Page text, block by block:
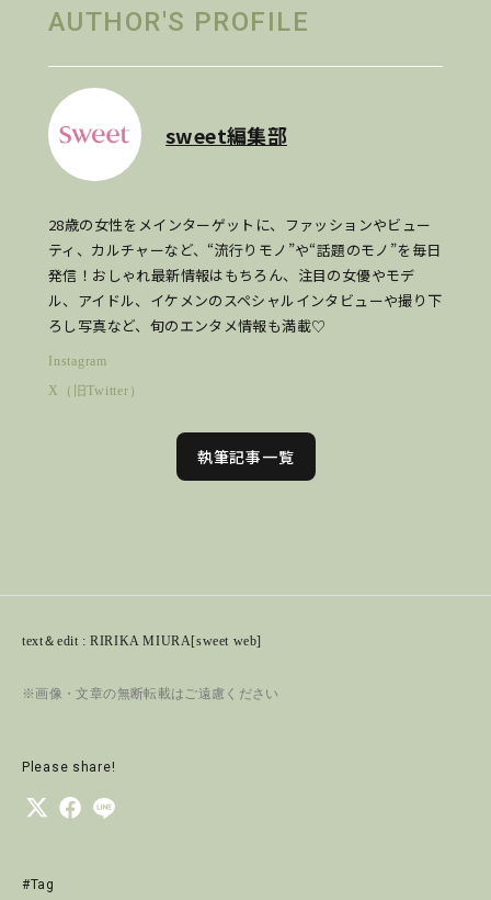
AUTHOR'S PROFILE
sweet編集部
28歳の女性をメインターゲットに、ファッションやビュー
ティ、カルチャーなど、“流行りモノ”や“話題のモノ”を毎日
発信！おしゃれ最新情報はもちろん、注目の女優やモデ
ル、アイドル、イケメンのスペシャルインタビューや撮り下
ろし写真など、旬のエンタメ情報も満載♡
Instagram
X（旧Twitter）
執筆記事一覧
text＆edit : RIRIKA MIURA[sweet web]
※画像・文章の無断転載はご遠慮ください
Please share!
#Tag